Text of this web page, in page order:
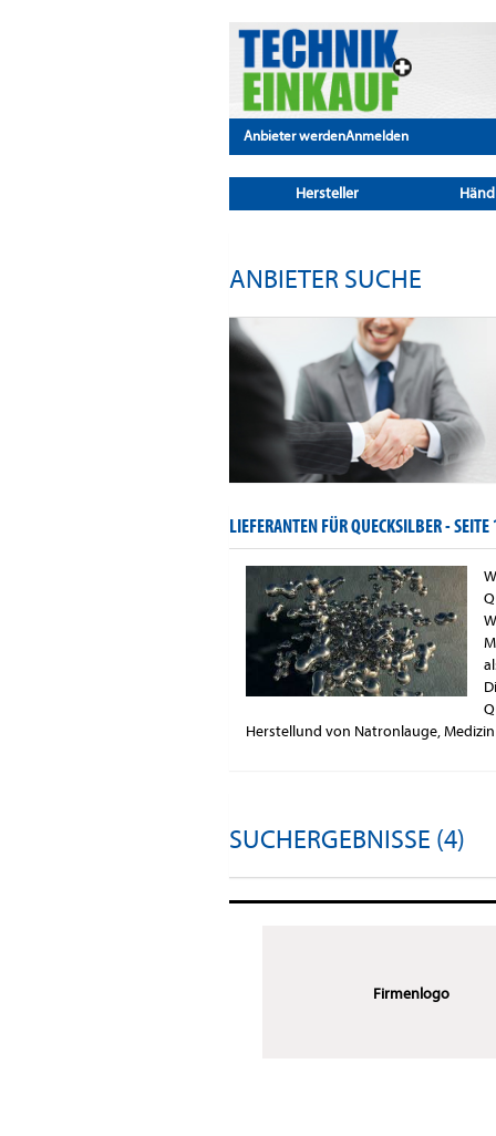
Anbieter werdenAnmelden
Hersteller
ANBIETER SUCHE
LIEFERANTEN FÜR QUECKSILBER -SEITE
Herstellund von Natronlauge,
SUCHERGEBNISSE (4)
Firmenlogo